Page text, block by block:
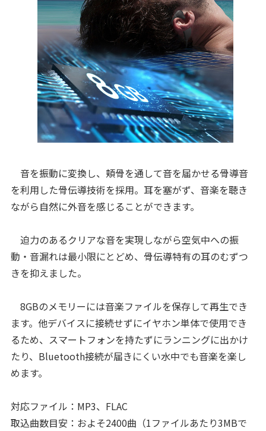
音を振動に変換し、頬骨を通して音を届かせる骨導音
を利用した骨伝導技術を採用。耳を塞がず、音楽を聴き
ながら自然に外音を感じることができます。
迫力のあるクリアな音を実現しながら空気中への振
動・音漏れは最小限にとどめ、骨伝導特有の耳のむずつ
きを抑えました。
8GBのメモリーには音楽ファイルを保存して再生でき
ます。他デバイスに接続せずにイヤホン単体で使用でき
るため、スマートフォンを持たずにランニングに出かけ
たり、Bluetooth接続が届きにくい水中でも音楽を楽し
めます。
対応ファイル：MP3、FLAC
取込曲数目安：およそ2400曲（1ファイルあたり3MBで